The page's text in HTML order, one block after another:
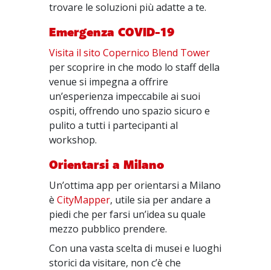
trovare le soluzioni più adatte a te.
Emergenza COVID-19
Visita il sito Copernico Blend Tower
per scoprire in che modo lo staff della
venue si impegna a offrire
un’esperienza impeccabile ai suoi
ospiti, offrendo uno spazio sicuro e
pulito a tutti i partecipanti al
workshop.
Orientarsi a Milano
Un’ottima app per orientarsi a Milano
èCityMapper, utile sia per andare a
piedi che per farsi un’idea su quale
mezzo pubblico prendere.
Con una vasta scelta di musei e luoghi
storici da visitare, non c’è che